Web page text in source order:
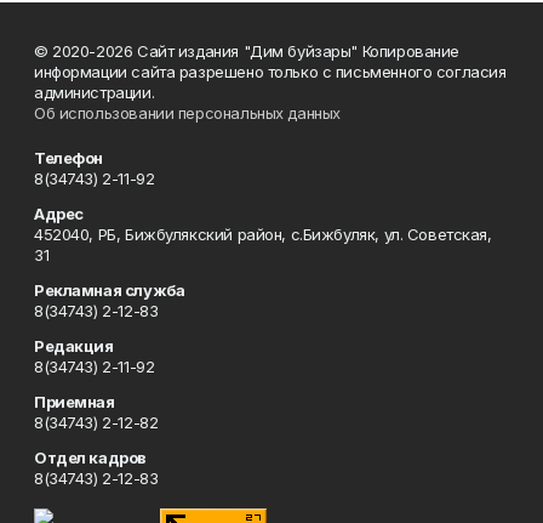
© 2020-2026 Сайт издания "Дим буйзары" Копирование
информации сайта разрешено только с письменного согласия
администрации.
Об использовании персональных данных
Телефон
8(34743) 2-11-92
Адрес
452040, РБ, Бижбулякский район, с.Бижбуляк, ул. Советская,
31
Рекламная служба
8(34743) 2-12-83
Редакция
8(34743) 2-11-92
Приемная
8(34743) 2-12-82
Отдел кадров
8(34743) 2-12-83